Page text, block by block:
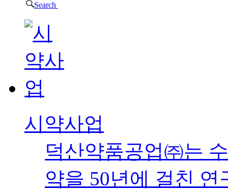
Search
시약사업
덕산약품공업㈜는
약을 50년에 걸친